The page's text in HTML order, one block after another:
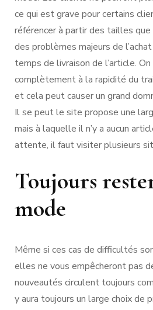
ce qui est grave pour certains
référencer à partir des tailles
des problèmes majeurs de
temps de livraison de l’article.
complètement à la rapidité du
et cela peut causer un grand
Il se peut le site propose une
mais à laquelle il n’y a aucun
attente, il faut visiter plusieurs
Toujours
mode
Même si ces cas de difficultés
elles ne vous empêcheront pas
nouveautés circulent toujours
y aura toujours un large choix de